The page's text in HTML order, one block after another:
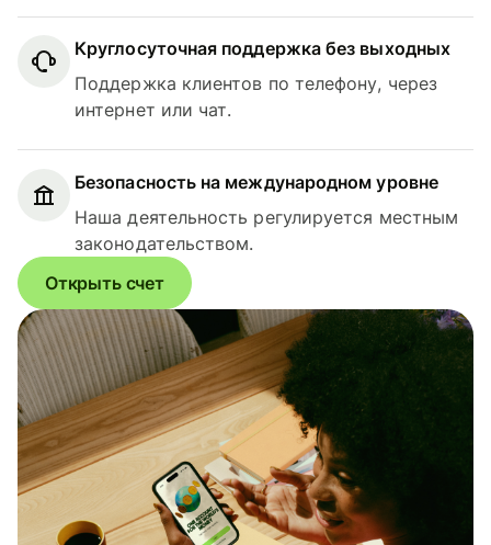
Круглосуточная поддержка без выходных
Поддержка клиентов по телефону, через
интернет или чат.
Безопасность на международном уровне
Наша деятельность регулируется местным
законодательством.
Открыть счет